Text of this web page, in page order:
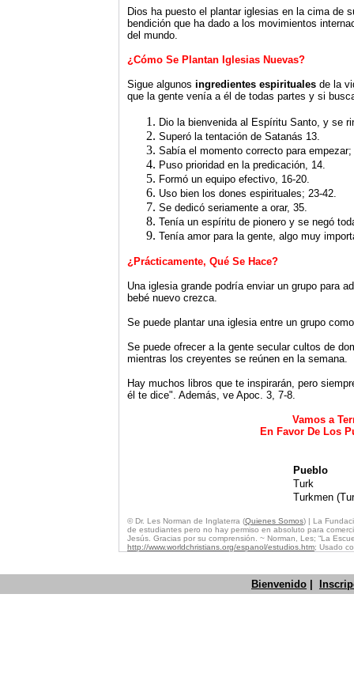
Dios ha puesto el plantar iglesias en la cima de
bendición que ha dado a los movimientos
del mundo.
¿Cómo Se Plantan Iglesias Nuevas?
Sigue algunos ingredientes espirituales de la
que la gente venía a él de todas partes y si
Dio la bienvenida al Espíritu Santo, y se
Superó la tentación de Satanás 13.
Sabía el momento correcto para
Puso prioridad en la predicación, 14.
Formó un equipo efectivo, 16-20.
Uso bien los dones espirituales; 23-42.
Se dedicó seriamente a orar, 35.
Tenía un espíritu de pionero y se negó
Tenía amor para la gente, algo muy
¿Prácticamente, Qué Se Hace?
Una iglesia grande podría enviar un grupo para
bebé nuevo crezca.
Se puede plantar una iglesia entre un grupo
Se puede ofrecer a la gente secular cultos de
mientras los creyentes se reúnen en la semana.
Hay muchos libros que te inspirarán, pero
él te dice". Además, ve Apoc. 3, 7-8.
Vamos a
En Favor De Los
Pueblo
Turk
Turkmen
© Dr. Les Norman de Inglaterra (Quienes Somos)
| La
de estudiantes pero no hay permiso en absoluto para
Jesús. Gracias por su comprensión. ~ Norman, Les; “La
http://www.worldchristians.org/espanol/estudios.htm; Usado
Bienvenido